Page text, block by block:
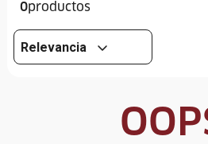
0
Relevancia